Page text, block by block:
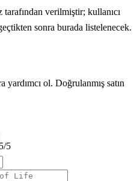
verilmiştir; kullanıcı
sonra burada listelenecek.
ol. Doğrulanmış satın
5/5